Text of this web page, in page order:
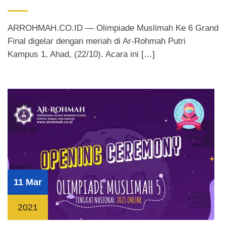
ARROHMAH.CO.ID — Olimpiade Muslimah Ke 6 Grand
Final digelar dengan meriah di Ar-Rohmah Putri
Kampus 1, Ahad, (22/10). Acara ini […]
11 Mar
2021